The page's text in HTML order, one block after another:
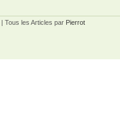
| Tous les Articles par Pierrot